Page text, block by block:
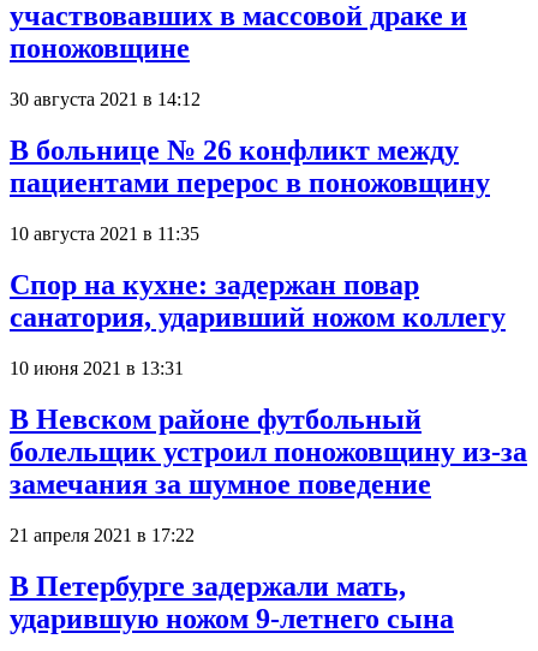
участвовавших в массовой драке и
поножовщине
30 августа 2021 в 14:12
В больнице № 26 конфликт между
пациентами перерос в поножовщину
10 августа 2021 в 11:35
Спор на кухне: задержан повар
санатория, ударивший ножом коллегу
10 июня 2021 в 13:31
В Невском районе футбольный
болельщик устроил поножовщину из-за
замечания за шумное поведение
21 апреля 2021 в 17:22
В Петербурге задержали мать,
ударившую ножом 9-летнего сына